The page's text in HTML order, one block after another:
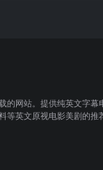
的网站。提供纯英文字幕
等英文原视电影美剧的推